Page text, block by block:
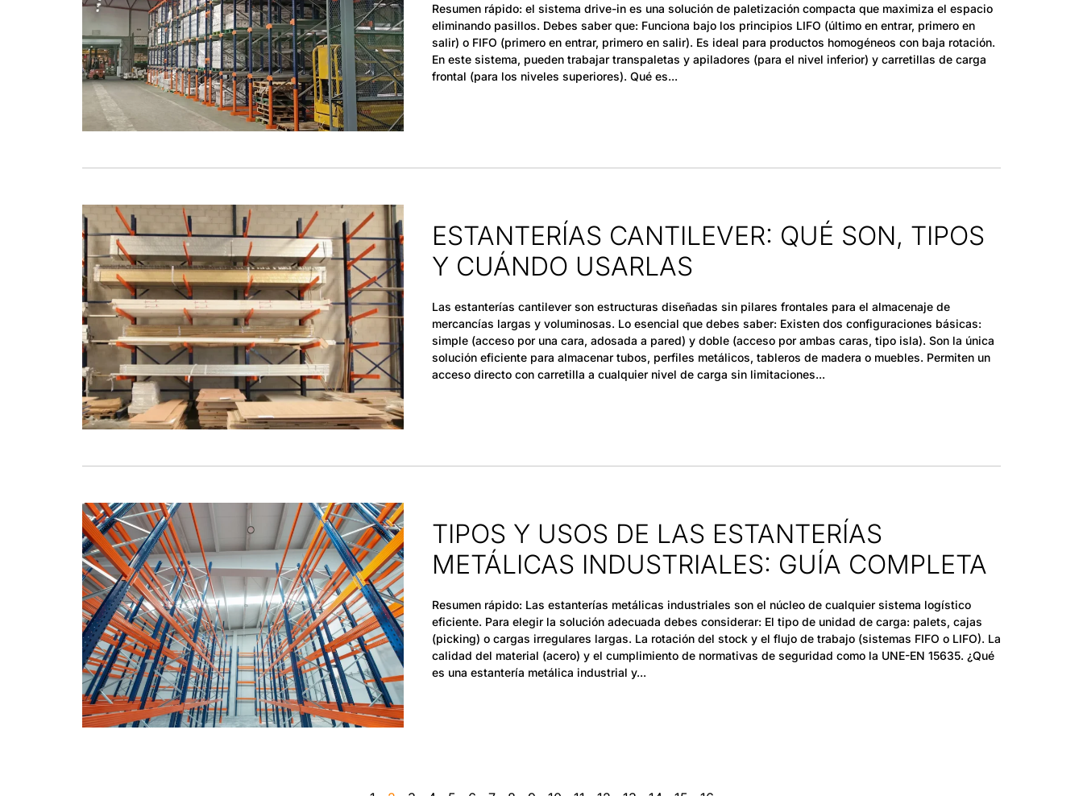
Resumen rápido: el sistema drive-in es una solución de paletización compacta que maximiza el espacio
eliminando pasillos. Debes saber que: Funciona bajo los principios LIFO (último en entrar, primero en
salir) o FIFO (primero en entrar, primero en salir). Es ideal para productos homogéneos con baja rotación.
En este sistema, pueden trabajar transpaletas y apiladores (para el nivel inferior) y carretillas de carga
frontal (para los niveles superiores). Qué es
ESTANTERÍAS CANTILEVER: QUÉ SON, TIPOS
Y CUÁNDO USARLAS
Las estanterías cantilever son estructuras diseñadas sin pilares frontales para el almacenaje de
mercancías largas y voluminosas. Lo esencial que debes saber: Existen dos configuraciones básicas:
simple (acceso por una cara, adosada a pared) y doble (acceso por ambas caras, tipo isla). Son la única
solución eficiente para almacenar tubos, perfiles metálicos, tableros de madera o muebles. Permiten un
acceso directo con carretilla a cualquier nivel de carga sin limitaciones
TIPOS Y USOS DE LAS ESTANTERÍAS
METÁLICAS INDUSTRIALES: GUÍA COMPLETA
Resumen rápido: Las estanterías metálicas industriales son el núcleo de cualquier sistema logístico
eficiente. Para elegir la solución adecuada debes considerar: El tipo de unidad de carga: palets, cajas
(picking) o cargas irregulares largas. La rotación del stock y el flujo de trabajo (sistemas FIFO o LIFO). La
calidad del material (acero) y el cumplimiento de normativas de seguridad como la UNE-EN 15635. ¿Qué
es una estantería metálica industrial y